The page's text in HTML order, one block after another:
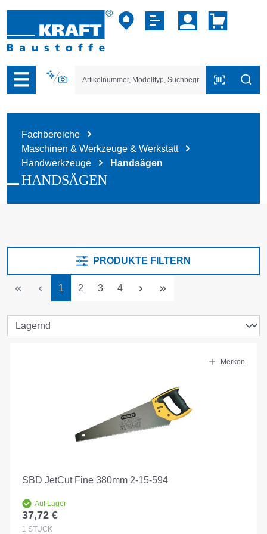
der B2B-Plattform springen
Fachbereiche
Maschinen & Werkzeuge & Werkstatt
Handwerkzeuge
Handsägen
HANDSÄGEN
PRODUKTE FILTERN
Seite
1 Seite
2 Seite
3 Seite
4
Merken
SBD JetCut Fine 380mm 2-15-594
Auf Lager
Regulärer Preis:
37,72 €
1 STÜCK